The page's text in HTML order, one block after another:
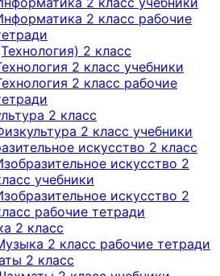
2 класс рабочие
2 класс
2 класс учебники
2 класс рабочие
2 класс
2 класс учебники
искусство 2 класс
искусство 2
учебники
искусство 2
рабочие тетради
2 класс
2 класс рабочие тетради
2 класс